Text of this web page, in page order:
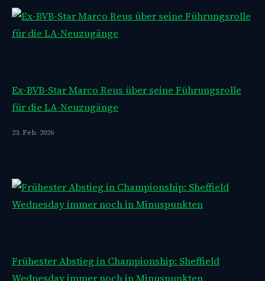
Ex-BVB-Star Marco Reus über seine Führungsrolle
für die LA-Neuzugänge
23. Feb. 2026
Frühester Abstieg in Championship: Sheffield